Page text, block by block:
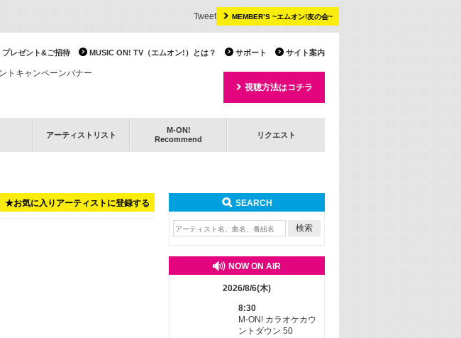
MEMBER’S ~エムオン!友の会~
Tweet
サイト案内
サポート
MUSIC ON! TV（エムオン!）とは？
プレゼント&ご招待
視聴方法はコチラ
アーティストリスト
M-ON!
Recommend
リクエスト
★お気に入りアーティストに登録する SEARCH
NOW ON AIR
2026/8/6(木)
8:30
M-ON! カラオケカウ
ントダウン 50